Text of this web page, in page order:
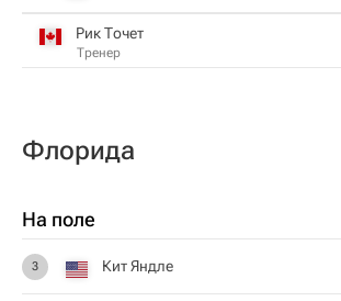
Рик Точет
Тренер
Флорида
На поле
3 Кит Яндле